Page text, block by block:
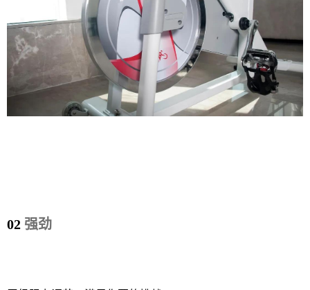
02 强劲